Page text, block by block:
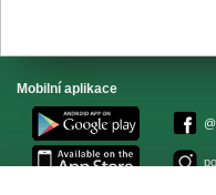
Mobilní aplikace